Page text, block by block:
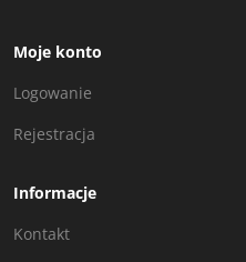
Moje konto
Logowanie
Rejestracja
Informacje
Kontakt